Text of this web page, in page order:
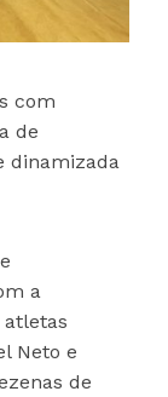
com
de
dinamizada
a
atletas
Neto e
de